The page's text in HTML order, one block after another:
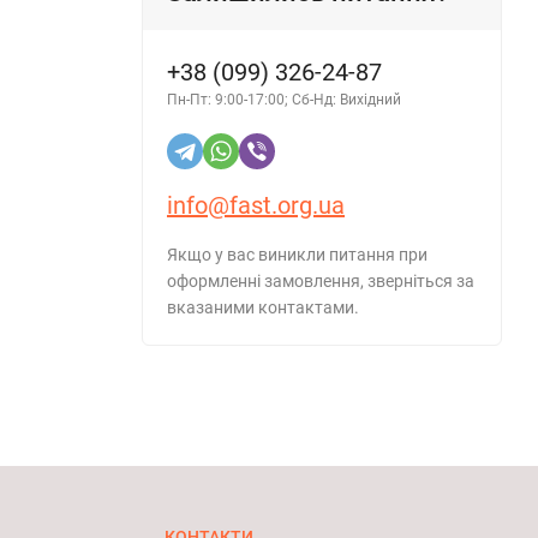
+38 (099) 326-24-87
Пн-Пт: 9:00-17:00; Сб-Нд: Вихідний
info@fast.org.ua
Якщо у вас виникли питання при
оформленні замовлення, зверніться за
вказаними контактами.